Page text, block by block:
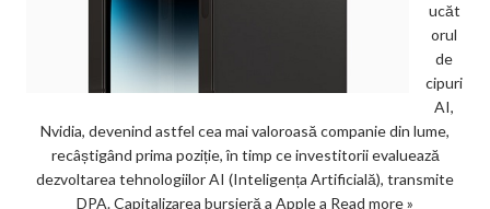
ucăt
orul
de
cipuri
AI,
Nvidia, devenind astfel cea mai valoroasă companie din lume,
recâștigând prima poziție, în timp ce investitorii evaluează
dezvoltarea tehnologiilor AI (Inteligența Artificială), transmite
DPA. Capitalizarea bursieră a Apple a Read more »